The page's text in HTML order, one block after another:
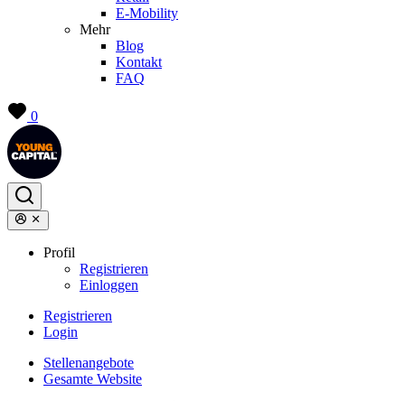
E-Mobility
Mehr
Blog
Kontakt
FAQ
0
Profil
Registrieren
Einloggen
Registrieren
Login
Stellenangebote
Gesamte Website